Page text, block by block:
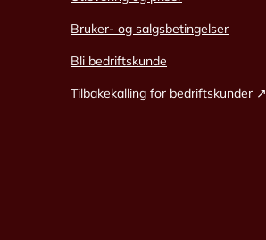
Bruker- og salgsbetingelser
Bli bedriftskunde
Tilbakekalling for bedriftskunder ↗